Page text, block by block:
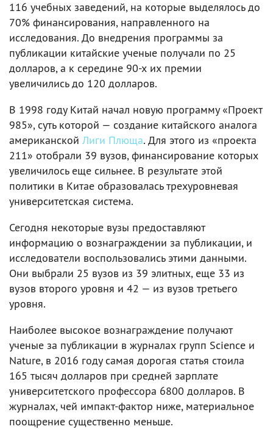
116 учебных заведений, на которые выделялось до
70% финансирования, направленного на
исследования. До внедрения программы за
публикации китайские ученые получали по 25
долларов, а к середине 90-х их премии
увеличились до 120 долларов.
В 1998 году Китай начал новую программу «Проект
985», суть которой — создание китайского аналога
американской Лиги Плюща. Для этого из «проекта
211» отобрали 39 вузов, финансирование которых
увеличилось еще сильнее. В результате этой
политики в Китае образовалась трехуровневая
университетская система.
Сегодня некоторые вузы предоставляют
информацию о вознаграждении за публикации, и
исследователи воспользовались этими данными.
Они выбрали 25 вузов из 39 элитных, еще 33 из
вузов второго уровня и 42 — из вузов третьего
уровня.
Наиболее высокое вознаграждение получают
ученые за публикации в журналах групп Science и
Nature, в 2016 году самая дорогая статья стоила
165 тысяч долларов при средней зарплате
университетского профессора 6800 долларов. В
журналах, чей импакт-фактор ниже, материальное
поощрение существенно меньше.